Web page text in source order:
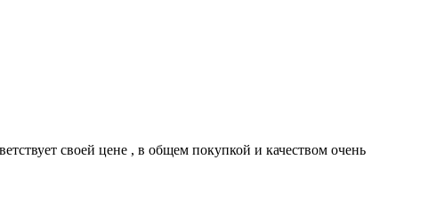
своей цене , в общем покупкой и качеством очень